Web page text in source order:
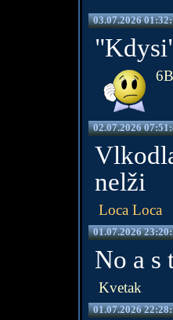
03.07.2026
02.07.2026
nelži
Loca Loca
01.07.2026
No a s
Kvetak
01.07.2026